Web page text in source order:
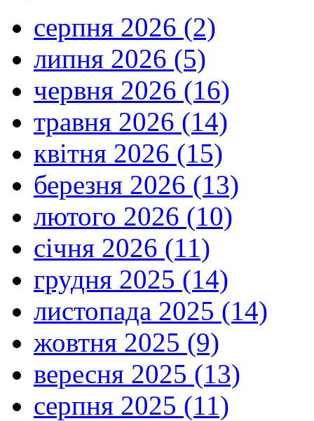
серпня 2026 (2)
липня 2026 (5)
червня 2026 (16)
травня 2026 (14)
квітня 2026 (15)
березня 2026 (13)
лютого 2026 (10)
січня 2026 (11)
грудня 2025 (14)
листопада 2025 (14)
жовтня 2025 (9)
вересня 2025 (13)
серпня 2025 (11)